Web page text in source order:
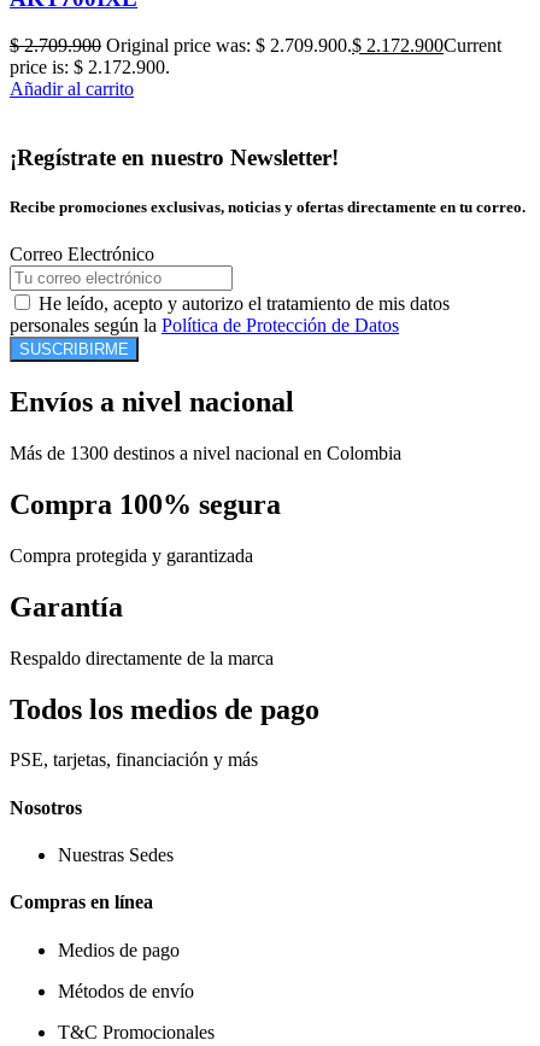
$2.709.900 Original price was: $ 2.709.900.$ 2.172.900Current
price is: $ 2.172.900.
Añadir al carrito
¡Regístrate en nuestro Newsletter!
Recibe promociones exclusivas, noticias y ofertas directamente en tu correo.
Correo Electrónico
He leído, acepto y autorizo el tratamiento de mis datos
personales según la Política de Protección de Datos
SUSCRIBIRME
Envíos a nivel nacional
Más de 1300 destinos a nivel nacional en Colombia
Compra 100% segura
Compra protegida y garantizada
Garantía
Respaldo directamente de la marca
Todos los medios de pago
PSE, tarjetas, financiación y más
Nosotros
Nuestras Sedes
Compras en línea
Medios de pago
Métodos de envío
T&C Promocionales